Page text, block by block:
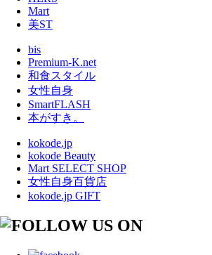
Mart
美ST
bis
Premium-K.net
和食スタイル
女性自身
SmartFLASH
本がすき。
kokode.jp
kokode Beauty
Mart SELECT SHOP
女性自身百貨店
kokode.jp GIFT